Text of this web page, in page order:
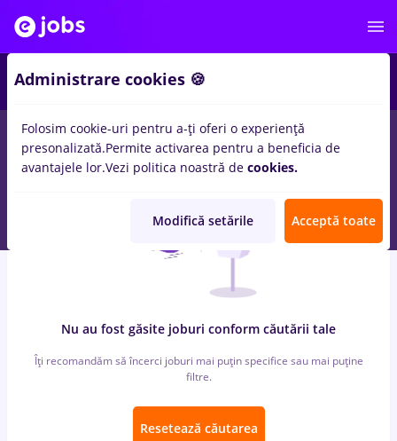
locuri de muncabiochimist, Full timeinRemote (de acasa)
Nu au fost găsite joburi conform căutării tale
Îți recomandăm să încerci joburi mai puțin specifice sau mai puține
filtre.
Resetează căutarea
Administrare cookies 🍪
Folosim cookie-uri pentru a-ți oferi o experiență
presonalizată.Permite activarea pentru a beneficia de
avantajele lor.Vezi politica noastră de cookies.
Modifică setările Acceptă toate